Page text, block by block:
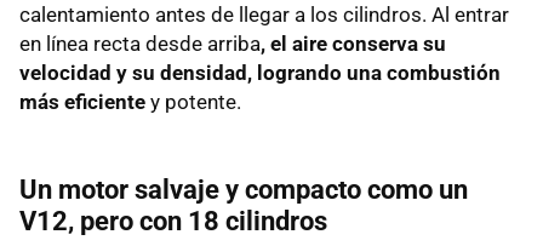
calentamiento antes de llegar a los cilindros. Al entrar
en línea recta desde arriba, el aire conserva su
velocidad y su densidad, logrando una combustión
más eficiente y potente.
Un motor salvaje y compacto como un
V12, pero con 18 cilindros